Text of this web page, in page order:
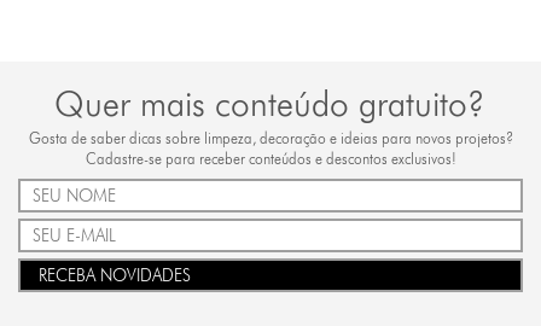
Quer mais conteúdo gratuito?
Gosta de saber dicas sobre limpeza, decoração e ideias para novos projetos?
Cadastre-se para receber conteúdos e descontos exclusivos!
RECEBA NOVIDADES